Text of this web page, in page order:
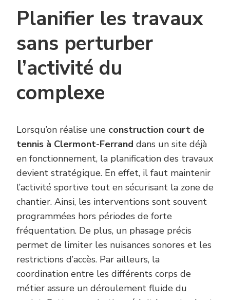
Planifier les travaux
sans perturber
l’activité du
complexe
Lorsqu’on réalise une construction court de
tennis à Clermont-Ferrand dans un site déjà
en fonctionnement, la planification des travaux
devient stratégique. En effet, il faut maintenir
l’activité sportive tout en sécurisant la zone de
chantier. Ainsi, les interventions sont souvent
programmées hors périodes de forte
fréquentation. De plus, un phasage précis
permet de limiter les nuisances sonores et les
restrictions d’accès. Par ailleurs, la
coordination entre les différents corps de
métier assure un déroulement fluide du